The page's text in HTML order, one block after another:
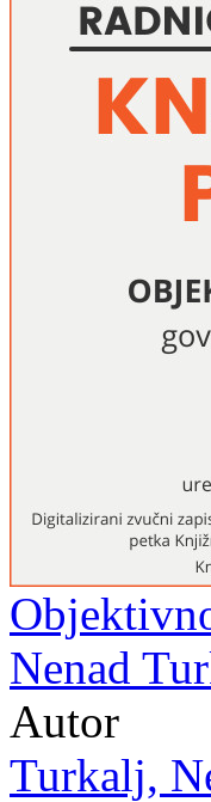
Nenad
Autor
Turkalj,